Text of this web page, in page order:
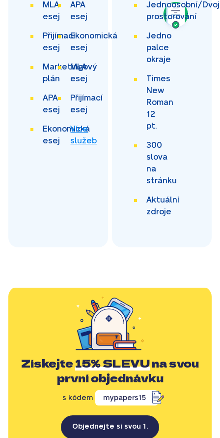
MLA
esej
APA
esej
Přijímací
esej
Ekonomická
esej
Marketingový
plán
MLA
esej
APA
esej
Přijímací
esej
Ekonomická
esej
Více
služeb
Jednoosobní/
prostorování
Jedno
palce
okraje
Times
New
Roman
12
pt.
300
slova
na
stránku
Aktuální
zdroje
Získejte15% SLEVUna svou
první objednávku
s kódem mypapers15
Objednejte si svou 1.